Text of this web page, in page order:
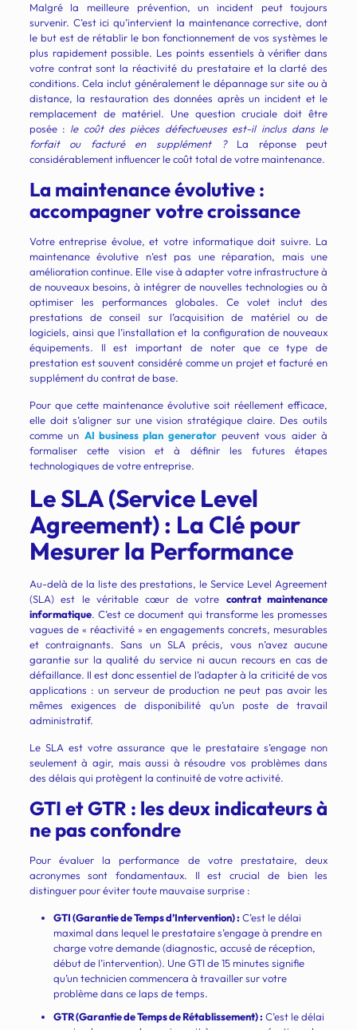
Malgré la meilleure prévention, un incident peut toujours
survenir. C’est ici qu’intervient la maintenance corrective, dont
le but est de rétablir le bon fonctionnement de vos systèmes le
plus rapidement possible. Les points essentiels à vérifier dans
votre contrat sont la réactivité du prestataire et la clarté des
conditions. Cela inclut généralement le dépannage sur site ou à
distance, la restauration des données après un incident et le
remplacement de matériel. Une question cruciale doit être
posée : le coût des pièces défectueuses est-il inclus dans le
forfait ou facturé en supplément ?La réponse peut
considérablement influencer le coût total de votre maintenance.
La maintenance évolutive :
accompagner votre croissance
Votre entreprise évolue, et votre informatique doit suivre. La
maintenance évolutive n’est pas une réparation, mais une
amélioration continue. Elle vise à adapter votre infrastructure à
de nouveaux besoins, à intégrer de nouvelles technologies ou à
optimiser les performances globales. Ce volet inclut des
prestations de conseil sur l’acquisition de matériel ou de
logiciels, ainsi que l’installation et la configuration de nouveaux
équipements. Il est important de noter que ce type de
prestation est souvent considéré comme un projet et facturé en
supplément du contrat de base.
Pour que cette maintenance évolutive soit réellement efficace,
elle doit s’aligner sur une vision stratégique claire. Des outils
comme un AI business plan generatorpeuvent vous aider à
formaliser cette vision et à définir les futures étapes
technologiques de votre entreprise.
Le SLA (Service Level
Agreement) : La Clé pour
Mesurer la Performance
Au-delà de la liste des prestations, le Service Level Agreement
(SLA) est le véritable cœur de votre contrat maintenance
informatique. C’est ce document qui transforme les promesses
vagues de « réactivité » en engagements concrets, mesurables
et contraignants. Sans un SLA précis, vous n’avez aucune
garantie sur la qualité du service ni aucun recours en cas de
défaillance. Il est donc essentiel de l’adapter à la criticité de vos
applications : un serveur de production ne peut pas avoir les
mêmes exigences de disponibilité qu’un poste de travail
administratif.
Le SLA est votre assurance que le prestataire s’engage non
seulement à agir, mais aussi à résoudre vos problèmes dans
des délais qui protègent la continuité de votre activité.
GTI et GTR : les deux indicateurs à
ne pas confondre
Pour évaluer la performance de votre prestataire, deux
acronymes sont fondamentaux. Il est crucial de bien les
distinguer pour éviter toute mauvaise surprise :
GTI (Garantie de Temps d’Intervention) : C’est le délai
maximal dans lequel le prestataire s’engage à prendre en
charge votre demande (diagnostic, accusé de réception,
début de l’intervention). Une GTI de 15 minutes signifie
qu’un technicien commencera à travailler sur votre
problème dans ce laps de temps.
GTR (Garantie de Temps de Rétablissement) : C’est le délai